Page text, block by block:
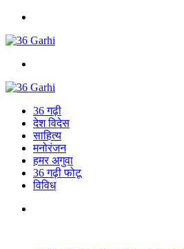
36 गढ़ी
देश विदेस
साहित्य
मनोरंजन
हमर अगुवा
36 गढ़ी फोटू
विविध